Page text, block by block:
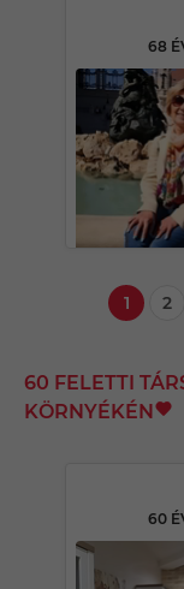
68
1 2
60 FELETTI
KÖRNYÉKÉN
60